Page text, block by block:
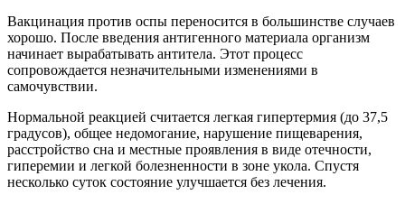
Вакцинация против оспы переносится в большинстве случаев
хорошо. После введения антигенного материала организм
начинает вырабатывать антитела. Этот процесс
сопровождается незначительными изменениями в
самочувствии.
Нормальной реакцией считается легкая гипертермия (до 37,5
градусов), общее недомогание, нарушение пищеварения,
расстройство сна и местные проявления в виде отечности,
гиперемии и легкой болезненности в зоне укола. Спустя
несколько суток состояние улучшается без лечения.